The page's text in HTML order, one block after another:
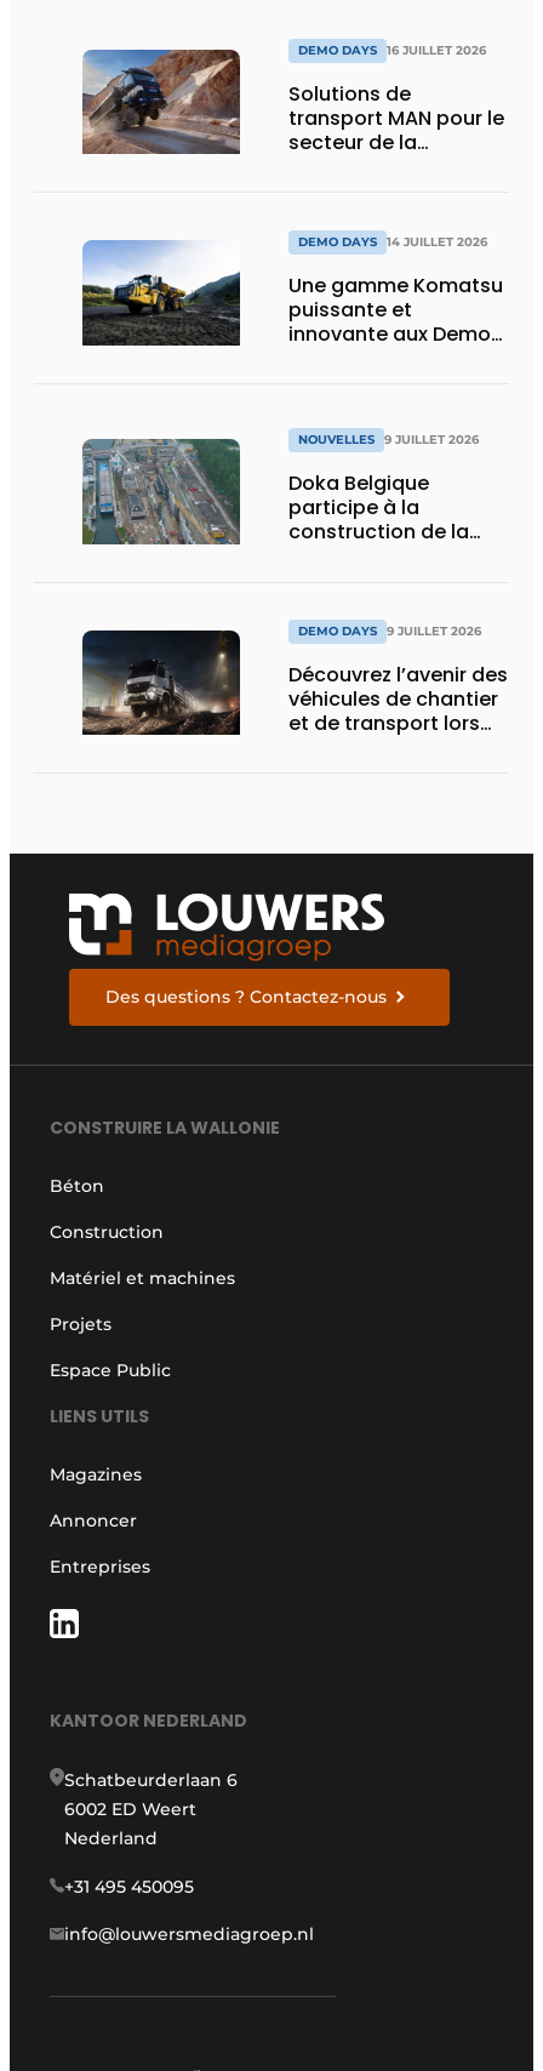
DEMO DAYS 16 JUILLET 2026
Solutions de
transport MAN pour le
secteur de la
DEMO DAYS 14 JUILLET 2026
Une gamme Komatsu
puissante et
innovante aux Demo
NOUVELLES 9 JUILLET 2026
Doka Belgique
participe à la
construction de la
DEMO DAYS 9 JUILLET 2026
Découvrez l’avenir des
véhicules de chantier
et de transport lors
Des questions ? Contactez-nous
CONSTRUIRE LA WALLONIE
Béton
Construction
Matériel et machines
Projets
Espace Public
LIENS UTILS
Magazines
Annoncer
Entreprises
KANTOOR NEDERLAND
Schatbeurderlaan 6
6002 ED Weert
Nederland
+31 495 450095
info@louwersmediagroep.nl